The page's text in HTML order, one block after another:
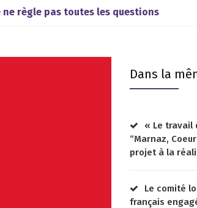
règle pas toutes les questions
Dans la
« Le travail
“Marnaz,
projet à la
Le comité
français